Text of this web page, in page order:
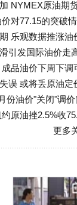
NYMEX原油期
对77.15的突破
乐观数据推涨油
引发国际油价走
品油价下周下调
误 或将丢原油定
份油价"关闭"调价
原油挫2.5%收
更多